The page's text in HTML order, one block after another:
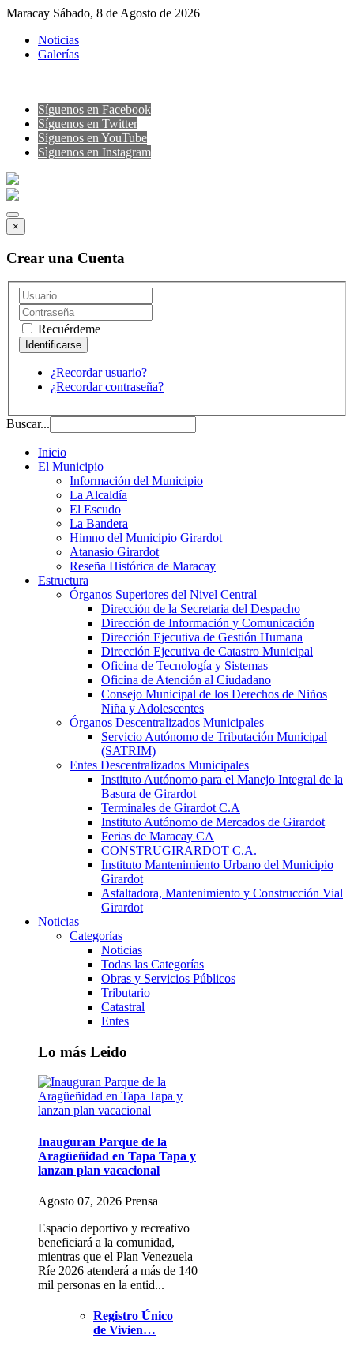
Maracay Sábado, 8 de Agosto de 2026
Noticias
Galerías
Síguenos en Facebook
Síguenos en Twitter
Síguenos en YouTube
Sìguenos en Instagram
×
Crear una Cuenta
Recuérdeme
¿Recordar usuario?
¿Recordar contraseña?
Buscar...
Inicio
El Municipio
Información del Municipio
La Alcaldía
El Escudo
La Bandera
Himno del Municipio Girardot
Atanasio Girardot
Reseña Histórica de Maracay
Estructura
Órganos Superiores del Nivel Central
Dirección de la Secretaria del Despacho
Dirección de Información y Comunicación
Dirección Ejecutiva de Gestión Humana
Dirección Ejecutiva de Catastro Municipal
Oficina de Tecnología y Sistemas
Oficina de Atención al Ciudadano
Consejo Municipal de los Derechos de Niños
Niña y Adolescentes
Órganos Descentralizados Municipales
Servicio Autónomo de Tributación Municipal
(SATRIM)
Entes Descentralizados Municipales
Instituto Autónomo para el Manejo Integral de la
Basura de Girardot
Terminales de Girardot C.A
Instituto Autónomo de Mercados de Girardot
Ferias de Maracay CA
CONSTRUGIRARDOT C.A.
Instituto Mantenimiento Urbano del Municipio
Girardot
Asfaltadora, Mantenimiento y Construcción Vial
Girardot
Noticias
Categorías
Noticias
Todas las Categorías
Obras y Servicios Públicos
Tributario
Catastral
Entes
Lo más Leido
Inauguran Parque de la
Aragüeñidad en Tapa Tapa y
lanzan plan vacacional
Agosto 07, 2026 Prensa
Espacio deportivo y recreativo
beneficiará a la comunidad,
mientras que el Plan Venezuela
Ríe 2026 atenderá a más de 140
mil personas en la entid...
Registro Único
de Vivien…